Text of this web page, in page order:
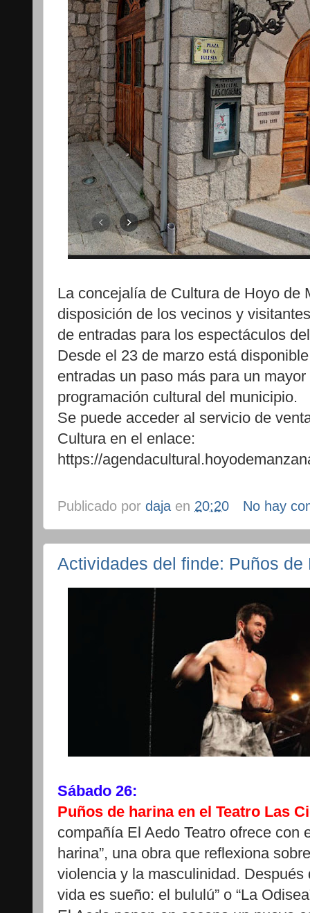
La concejalía de Cultura de Hoyo de
disposición de los vecinos y
de entradas para los espectáculos
Desde el 23 de marzo está
entradas un paso más para un
programación cultural del municipio.
Se puede acceder al servicio de
Cultura en el enlace:
https://
Publicado por daja en 20:20 No hay
Actividades del finde: Puños de
Sábado 26:
Puños de harina en el Teatro Las
compañía El Aedo Teatro ofrece con
harina”, una obra que reflexiona
violencia y la masculinidad. Después
vida es sueño: el bululú” o “La